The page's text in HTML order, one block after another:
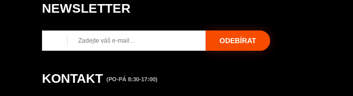
NEWSLETTER
ODEBÍRAT
KONTAKT (PO-PÁ 8:30-17:00)